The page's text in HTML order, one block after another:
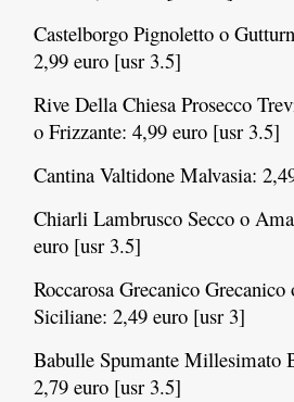
Castelborgo Pignoletto o
2,99 euro [usr 3.5]
Rive Della Chiesa Prosecco
o Frizzante: 4,99 euro [usr 3.5]
Cantina Valtidone Malvasia:
Chiarli Lambrusco Secco o
euro [usr 3.5]
Roccarosa Grecanico
Siciliane: 2,49 euro [usr 3]
Babulle Spumante Millesimato
2,79 euro [usr 3.5]